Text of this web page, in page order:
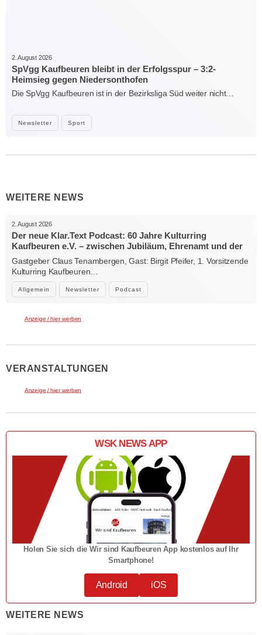
Newsletter Sport
2. August 2026
SpVgg Kaufbeuren bleibt in der Erfolgsspur – 3:2-
Heimsieg gegen Niedersonthofen
Die SpVgg Kaufbeuren ist in der Bezirksliga Süd weiter nicht…
WEITERE NEWS
Allgemein Newsletter Podcast
2. August 2026
Der neue Klar.Text Podcast: 60 Jahre Kulturring
Kaufbeuren e.V. – zwischen Jubiläum, Ehrenamt und der
Kraft der Kultur
Gastgeber Claus Tenambergen, Gast: Birgit Pfeifer, 1. Vorsitzende
Kulturring Kaufbeuren…
Anzeige / hier werben
VERANSTALTUNGEN
Anzeige / hier werben
WSK NEWS APP
Holen Sie sich die Wir sind Kaufbeuren App kostenlos auf Ihr
Smartphone!
Android iOS
WEITERE NEWS